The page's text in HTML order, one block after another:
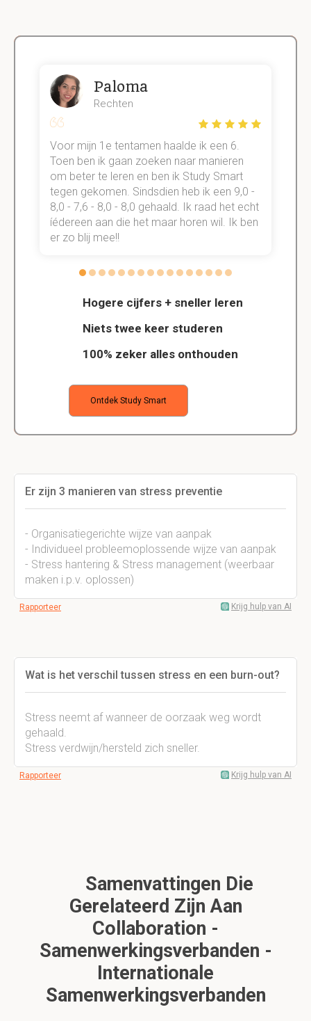
Hogere cijfers + sneller leren
Niets twee keer studeren
100% zeker alles onthouden
Ontdek Study Smart
Paloma
Rechten
Voor mijn 1e tentamen haalde ik een 6.
Toen ben ik gaan zoeken naar manieren
om beter te leren en ben ik Study Smart
tegen gekomen. Sindsdien heb ik een 9,0 -
8,0 - 7,6 - 8,0 - 8,0 gehaald. Ik raad het echt
íédereen aan die het maar horen wil. Ik ben
er zo blij mee!!
Er zijn 3 manieren van stress preventie
- Organisatiegerichte wijze van aanpak
- Individueel probleemoplossende wijze van aanpak
- Stress hantering & Stress management (weerbaar
maken i.p.v. oplossen)
Rapporteer Krijg hulp van AI
Wat is het verschil tussen stress en een burn-out?
Stress neemt af wanneer de oorzaak weg wordt
gehaald.
Stress verdwijn/hersteld zich sneller.
Rapporteer Krijg hulp van AI
Samenvattingen Die
Gerelateerd Zijn Aan
Collaboration -
Samenwerkingsverbanden -
Internationale
Samenwerkingsverbanden